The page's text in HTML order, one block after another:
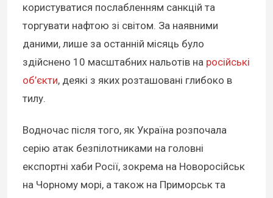
користуватися послабленням санкцій та
торгувати нафтою зі світом. За наявними
даними, лише за останній місяць було
здійснено 10 масштабних нальотів на російські
об’єкти, деякі з яких розташовані глибоко в
тилу.
Водночас після того, як Україна розпочала
серію атак безпілотниками на головні
експортні хаби Росії, зокрема на Новоросійськ
на Чорному морі, а також на Приморськ та